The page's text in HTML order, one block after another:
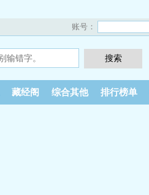
账号：
藏经阁 综合其他 排行榜单